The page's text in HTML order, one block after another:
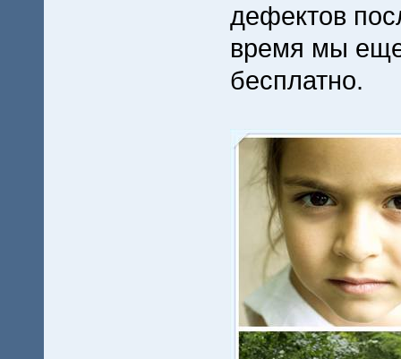
дефектов
время мы
бесплатно.